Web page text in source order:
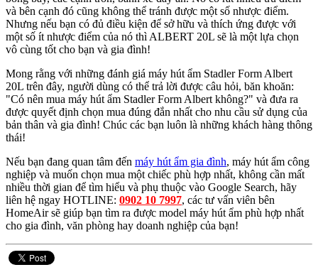
và bên cạnh đó cũng không thể tránh được một số nhược điểm.
Nhưng nếu bạn có đủ điều kiện để sở hữu và thích ứng được với
một số ít nhược điểm của nó thì ALBERT 20L sẽ là một lựa chọn
vô cùng tốt cho bạn và gia đình!
Mong rằng với những đánh giá máy hút ẩm Stadler Form Albert
20L trên đây, người dùng có thể trả lời được câu hỏi, băn khoăn:
"Có nên mua máy hút ẩm Stadler Form Albert không?" và đưa ra
được quyết định chọn mua đúng đắn nhất cho nhu cầu sử dụng của
bản thân và gia đình! Chúc các bạn luôn là những khách hàng thông
thái!
Nếu bạn đang quan tâm đến máy hút ẩm gia đình, máy hút ẩm công
nghiệp và muốn chọn mua một chiếc phù hợp nhất, không cần mất
nhiều thời gian để tìm hiểu và phụ thuộc vào Google Search, hãy
liên hệ ngay HOTLINE: 0902 10 7997, các tư vấn viên bên
HomeAir sẽ giúp bạn tìm ra được model máy hút ẩm phù hợp nhất
cho gia đình, văn phòng hay doanh nghiệp của bạn!